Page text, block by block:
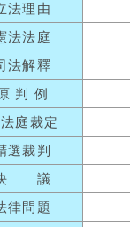
法理由
法法庭
法解釋
判 例
庭裁定
選裁判
議
律問題